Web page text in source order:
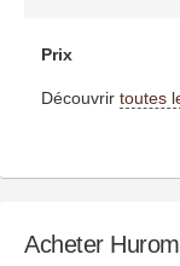
Prix
Découvrir toutes
Acheter